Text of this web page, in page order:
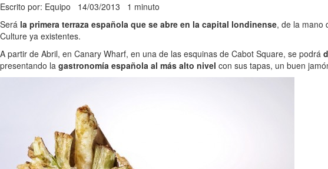
Escrito por: Equipo 14/03/2013 1 minuto
Será la primera terraza española que se abre en la capital londinense, de la mano
Culture ya existentes.
A partir de Abril, en Canary Wharf, en una de las esquinas de Cabot Square, se podrá
presentando la gastronomía española al más alto nivel con sus tapas, un buen